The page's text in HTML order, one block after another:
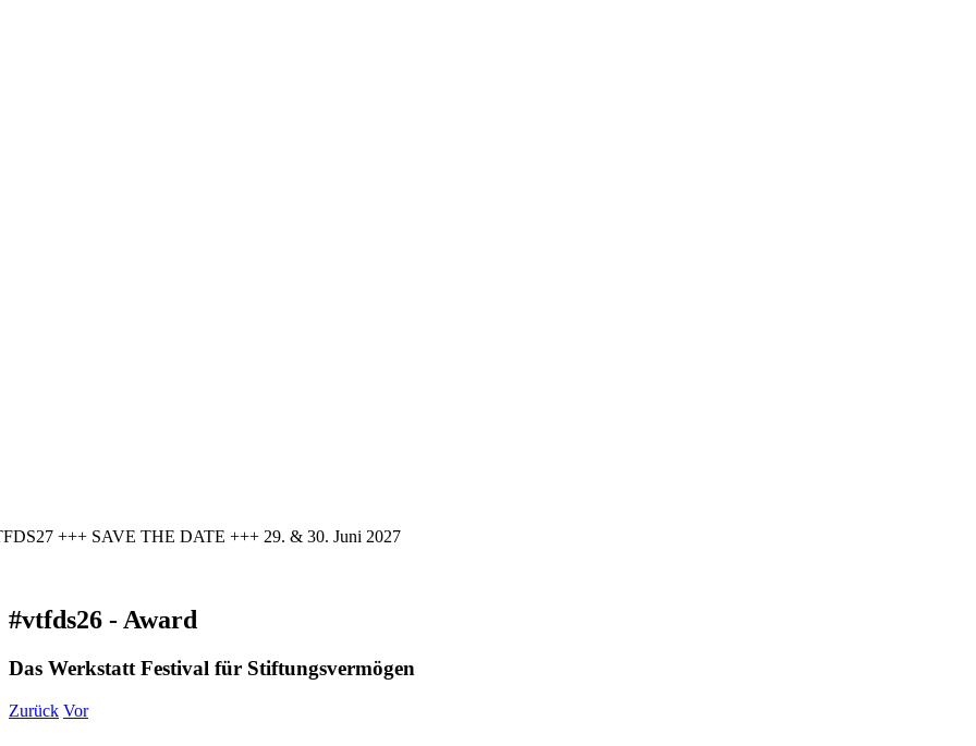
+++ SAVE THE DATE +++ 29. & 30. Juni 2027
#vtfds26 - Award
Das Werkstatt Festival für Stiftungsvermögen
Zurück Vor